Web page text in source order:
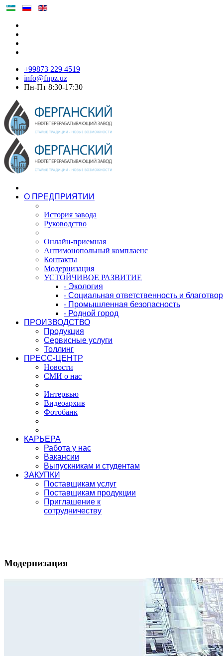
+99873 229 4519
info@fnpz.uz
Пн-Пт 8:30-17:30
О ПРЕДПРИЯТИИ
История завода
Руководство
Онлайн-приемная
Антимонопольный комплаенс
Контакты
Модернизация
УСТОЙЧИВОЕ РАЗВИТИЕ
- Экология
- Социальная ответственность и
- Промышленная безопасность
- Родной город
ПРОИЗВОДСТВО
Продукция
Сервисные услуги
Толлинг
ПРЕСС-ЦЕНТР
Новости
СМИ о нас
Интервью
Видеоархив
Фотобанк
КАРЬЕРА
Работа у нас
Вакансии
Выпускникам и студентам
ЗАКУПКИ
Поставщикам услуг
Поставщикам продукции
Приглашение к
сотрудничеству
Модернизация